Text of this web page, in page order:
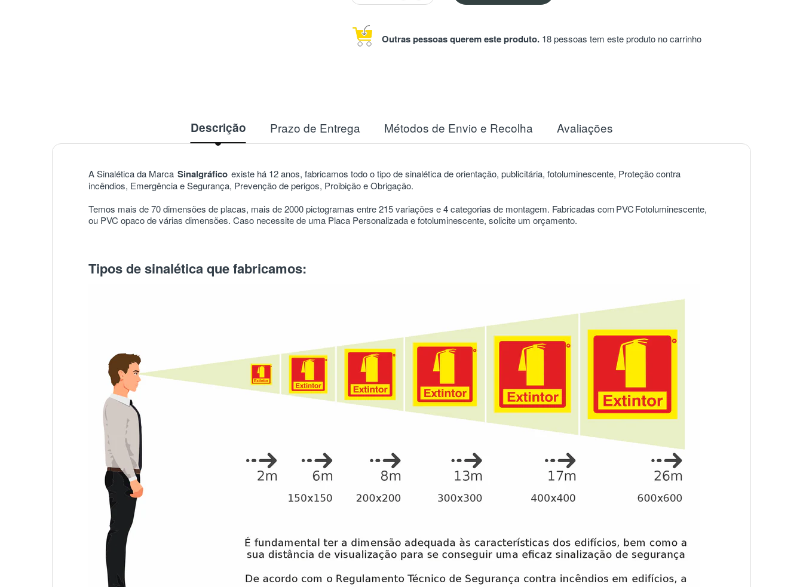
Outras pessoas querem este produto. 18 pessoas tem este produto no carrinho
Descrição Prazo de Entrega Métodos de Envio e Recolha Avaliações
A Sinalética da Marca Sinalgráfico existe há 12 anos, fabricamos todo o tipo de sinalética de orientação, publicitária, fotoluminescente, Proteção contra
incêndios, Emergência e Segurança, Prevenção de perigos, Proibição e Obrigação.
Temos mais de 70 dimensões de placas, mais de 2000 pictogramas entre 215 variações e 4 categorias de montagem. Fabricadas comPVCFotoluminescente,
ou PVC opaco de várias dimensões. Caso necessite de uma Placa Personalizada e fotoluminescente, solicite um orçamento.
Tipos de sinalética que fabricamos: